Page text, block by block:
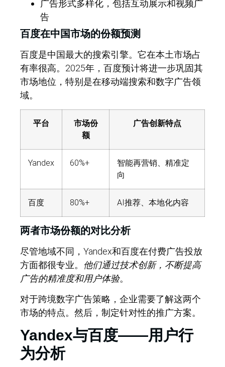
广告形式多样化，包括互动展示和视频广
告
百度在中国市场的份额预测
百度是中国最大的搜索引擎。它在本土市场占
有率很高。2025年，百度预计将进一步巩固其
市场地位，特别是在移动端搜索和数字广告领
域。
平台
市场份
额
广告创新特点
Yandex 60%+
智能再营销、精准定
向
百度 80%+ AI推荐、本地化内容
两者市场份额的对比分析
尽管地域不同，Yandex和百度在付费广告投放
方面都很专业。 他们通过技术创新，不断提高
广告的精准度和用户体验。
对于跨境数字广告策略，企业需要了解这两个
市场的特点。然后，制定针对性的推广方案。
Yandex与百度——用户行
为分析